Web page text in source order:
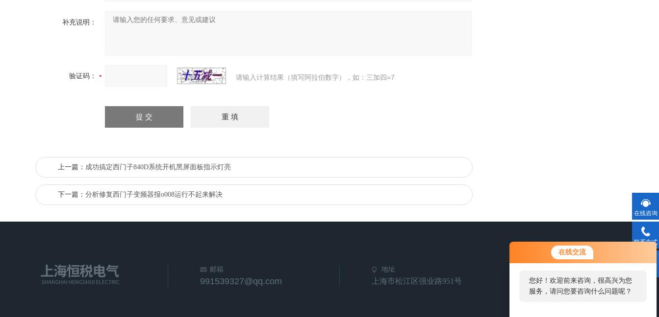
在线交流
您好！欢迎前来咨询，很高兴为您
服务，请问您要咨询什么问题呢？
您好，看您停留很久了，是否找到
了需求产品，您可以直接在线与我
补充说明：
验证码： 请输入计算结果（填写阿拉伯数字），如：三加四=7
上一篇： 成功搞定西门子840D系统开机黑屏面板指示灯亮
下一篇： 分析修复西门子变频器报o008运行不起来解决
邮箱
991539327@qq.com
地址
上海市松江区强业路951号
在线咨询
联系方式